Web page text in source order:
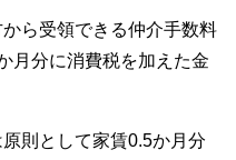
ら受領できる仲介手数料
月分に消費税を加えた金
則として家賃0.5か月分